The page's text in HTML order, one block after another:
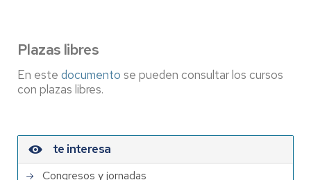
Plazas libres
En este documento se pueden consultar los cursos
con plazas libres.
te interesa
Congresos y jornadas